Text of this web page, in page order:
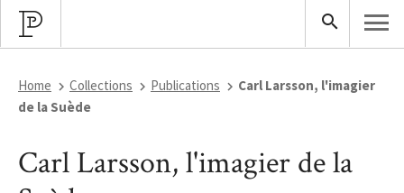
Home Collections Publications
Carl Larsson, l'imagier
de la Suède
Carl Larsson, l'imagier de la